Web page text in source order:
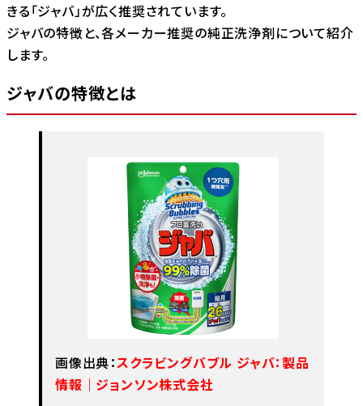
きる「ジャバ」が広く推奨されています。
ジャバの特徴と、各メーカー推奨の純正洗浄剤について紹介
します。
ジャバの特徴とは
画像出典：スクラビングバブル ジャバ：製品
情報｜ジョンソン株式会社